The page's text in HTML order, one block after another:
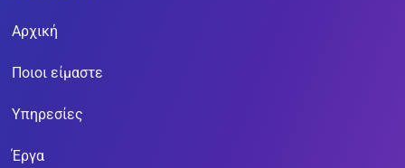
Αρχική
Ποιοι είμαστε
Υπηρεσίες
Έργα